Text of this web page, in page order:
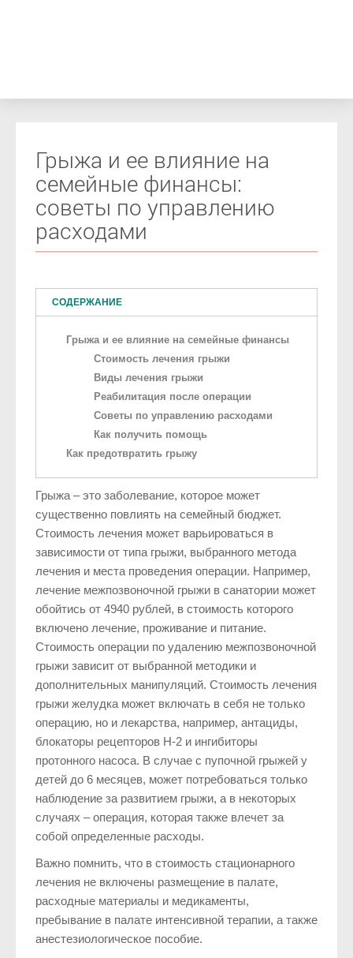
Грыжа и ее влияние на
семейные финансы:
советы по управлению
расходами
СОДЕРЖАНИЕ
Грыжа и ее влияние на семейные финансы
Стоимость лечения грыжи
Виды лечения грыжи
Реабилитация после операции
Советы по управлению расходами
Как получить помощь
Как предотвратить грыжу
Грыжа – это заболевание, которое может
существенно повлиять на семейный бюджет.
Стоимость лечения может варьироваться в
зависимости от типа грыжи, выбранного метода
лечения и места проведения операции. Например,
лечение межпозвоночной грыжи в санатории может
обойтись от 4940 рублей, в стоимость которого
включено лечение, проживание и питание.
Стоимость операции по удалению межпозвоночной
грыжи зависит от выбранной методики и
дополнительных манипуляций. Стоимость лечения
грыжи желудка может включать в себя не только
операцию, но и лекарства, например, антациды,
блокаторы рецепторов H-2 и ингибиторы
протонного насоса. В случае с пупочной грыжей у
детей до 6 месяцев, может потребоваться только
наблюдение за развитием грыжи, а в некоторых
случаях – операция, которая также влечет за
собой определенные расходы.
Важно помнить, что в стоимость стационарного
лечения не включены размещение в палате,
расходные материалы и медикаменты,
пребывание в палате интенсивной терапии, а также
анестезиологическое пособие.